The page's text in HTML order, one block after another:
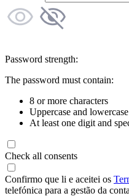
Password strength:
The password must contain:
8 or more characters
Uppercase and
At least one digit and
Check all consents
Confirmo que li e aceitei os
telefónica para a gestão da